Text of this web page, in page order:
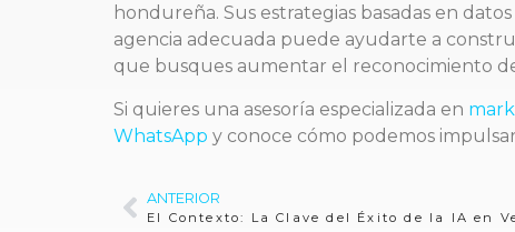
hondureña. Sus estrategias basadas en
agencia adecuada puede ayudarte a
que busques aumentar el reconocimiento
Si quieres una asesoría especializada en
WhatsApp y conoce cómo podemos
ANTERIOR
El Contexto: La Clave del Éxito de la IA en